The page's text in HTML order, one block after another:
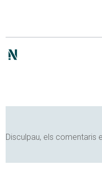
Disculpau, els comentaris